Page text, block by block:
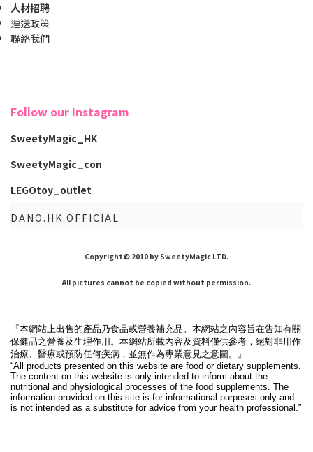
人材招聘
運送政策
聯絡我們
Follow our Instagram
SweetyMagic_HK
SweetyMagic_con
LEGOtoy_outlet
DANO.HK.OFFICIAL
Copyright© 2010 by SweetyMagic LTD.
All pictures cannot be copied without permission.
『本網站上出售的產品乃食品或營養補充品。本網站之內容旨在告知有關
保健品之營養及生理作用。本網站所載內容及資料僅供參考，絕對非用作
治療、醫療或預防任何疾病，並無作為專業意見之意圖。』
“All products presented on this website are food or dietary supplements.
The content on this website is only intended to inform about the
nutritional and physiological processes of the food supplements. The
information provided on this site is for informational purposes only and
is not intended as a substitute for advice from your health professional.”